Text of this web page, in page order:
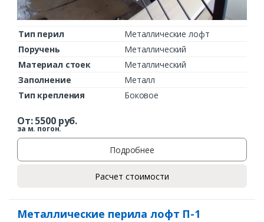
Тип перил
Металлические лофт
Поручень
Металлический
Материал стоек
Металлический
Заполнение
Металл
Тип крепления
Боковое
От:5500руб.
за м. погон.
Подробнее
Расчет стоимости
Металлические перила лофт П-1